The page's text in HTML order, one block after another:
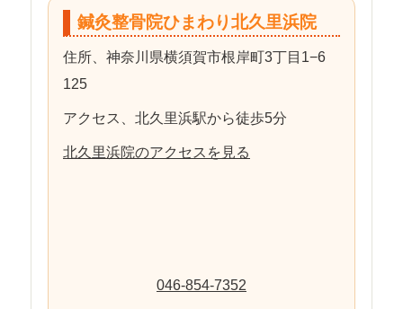
鍼灸整骨院ひまわり北久里浜院
住所、神奈川県横須賀市根岸町3丁目1−6
125
アクセス、北久里浜駅から徒歩5分
北久里浜院のアクセスを見る
046-854-7352